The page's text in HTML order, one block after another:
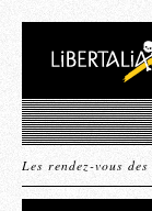
Les rendez-vous des